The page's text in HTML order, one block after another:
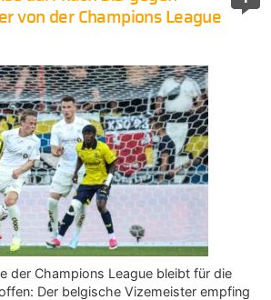
von der Champions League
der Champions League bleibt für die
Der belgische Vizemeister empfing